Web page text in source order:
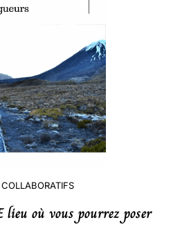
où vous pourrez poser